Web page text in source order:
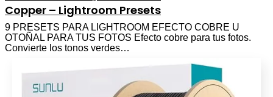
Copper – Lightroom Presets
9 PRESETS PARA LIGHTROOM EFECTO COBRE U
OTOÑAL PARA TUS FOTOS Efecto cobre para tus fotos.
Convierte los tonos verdes…